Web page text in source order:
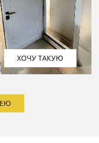
ХОЧУ ТАКУЮ